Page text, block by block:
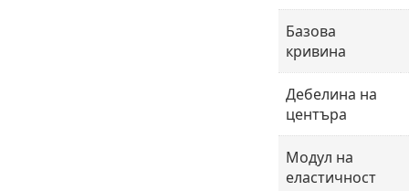
Базова
кривина
Дебелина на
центъра
Модул на
еластичност